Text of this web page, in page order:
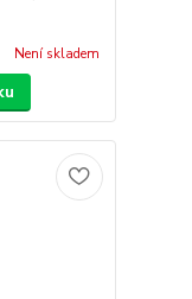
Není skladem